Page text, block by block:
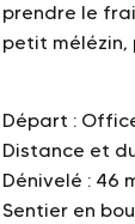
prendre le
petit mélézin,
Départ :
Distance et
Dénivelé : 46
Sentier en